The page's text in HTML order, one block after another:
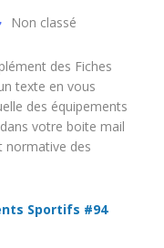
Non classé
des Fiches
texte en vous
des équipements
votre boite mail
normative des
Sportifs #94